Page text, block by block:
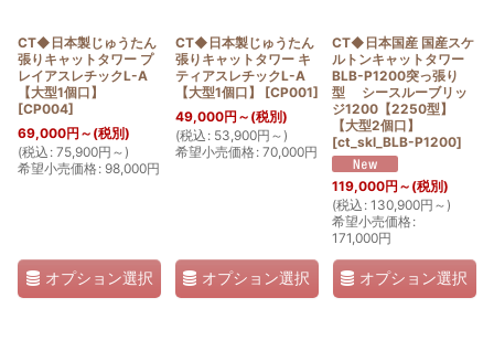
CT◆日本製じゅうたん
張りキャットタワー プ
レイアスレチックL-A
【大型1個口】
[CP004]
69,000円 ～ (税別)
(税込 : 75,900円 ～)
希望小売価格: 98,000円
オプション選択
CT◆日本製じゅうたん
張りキャットタワー キ
ティアスレチックL-A
【大型1個口】
[CP001]
49,000円 ～ (税別)
(税込 : 53,900円 ～)
希望小売価格: 70,000円
オプション選択
CT◆日本国産 国産スケ
ルトンキャットタワー
BLB-P1200突っ張り
型 シースルーブリッ
ジ1200【2250型】
【大型2個口】
[ct_skl_BLB-P1200]
119,000円 ～ (税別)
(税込 : 130,900円 ～)
希望小売価格:
171,000円
オプション選択